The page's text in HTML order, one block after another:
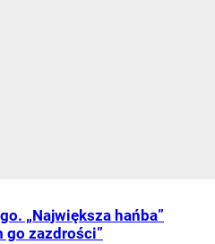
„Największa hańba”
go zazdrości”